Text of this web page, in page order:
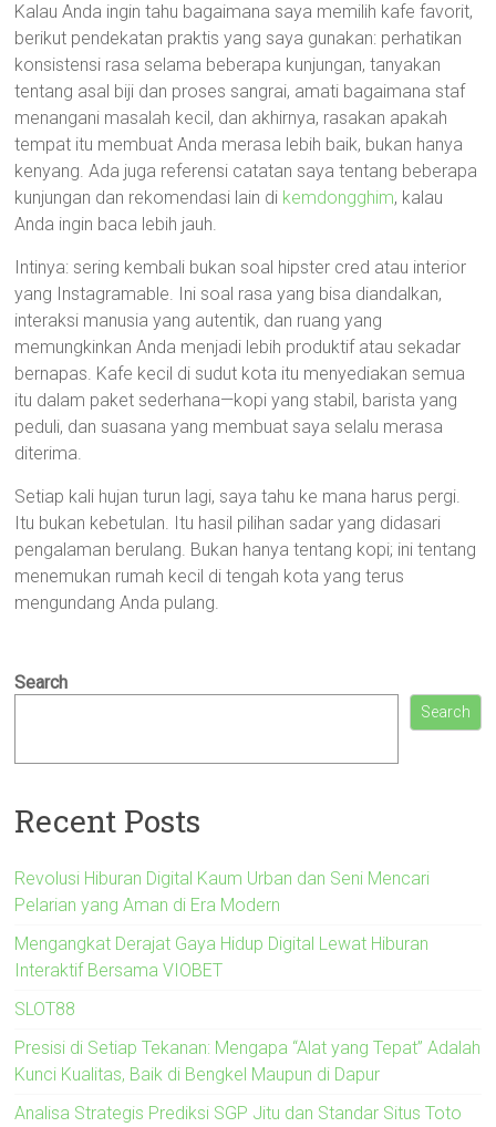
Kalau Anda ingin tahu bagaimana saya memilih kafe favorit,
berikut pendekatan praktis yang saya gunakan: perhatikan
konsistensi rasa selama beberapa kunjungan, tanyakan
tentang asal biji dan proses sangrai, amati bagaimana staf
menangani masalah kecil, dan akhirnya, rasakan apakah
tempat itu membuat Anda merasa lebih baik, bukan hanya
kenyang. Ada juga referensi catatan saya tentang beberapa
kunjungan dan rekomendasi lain di kemdongghim, kalau
Anda ingin baca lebih jauh.
Intinya: sering kembali bukan soal hipster cred atau interior
yang Instagramable. Ini soal rasa yang bisa diandalkan,
interaksi manusia yang autentik, dan ruang yang
memungkinkan Anda menjadi lebih produktif atau sekadar
bernapas. Kafe kecil di sudut kota itu menyediakan semua
itu dalam paket sederhana—kopi yang stabil, barista yang
peduli, dan suasana yang membuat saya selalu merasa
diterima.
Setiap kali hujan turun lagi, saya tahu ke mana harus pergi.
Itu bukan kebetulan. Itu hasil pilihan sadar yang didasari
pengalaman berulang. Bukan hanya tentang kopi; ini tentang
menemukan rumah kecil di tengah kota yang terus
mengundang Anda pulang.
Search
Search
Recent Posts
Revolusi Hiburan Digital Kaum Urban dan Seni Mencari
Pelarian yang Aman di Era Modern
Mengangkat Derajat Gaya Hidup Digital Lewat Hiburan
Interaktif Bersama VIOBET
SLOT88
Presisi di Setiap Tekanan: Mengapa “Alat yang Tepat” Adalah
Kunci Kualitas, Baik di Bengkel Maupun di Dapur
Analisa Strategis Prediksi SGP Jitu dan Standar Situs Toto